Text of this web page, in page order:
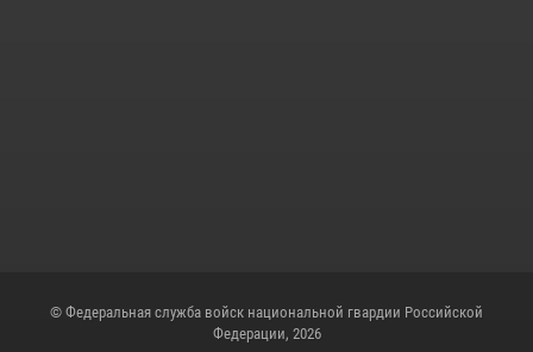
© Федеральная служба войск национальной гвардии Российской
Федерации, 2026